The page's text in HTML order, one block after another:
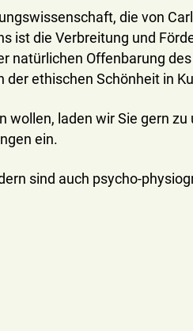
die von
ist die Verbreitung und
natürlichen Offenbarung
der ethischen Schönheit in
wollen, laden wir Sie gern
ein.
sind auch psycho-